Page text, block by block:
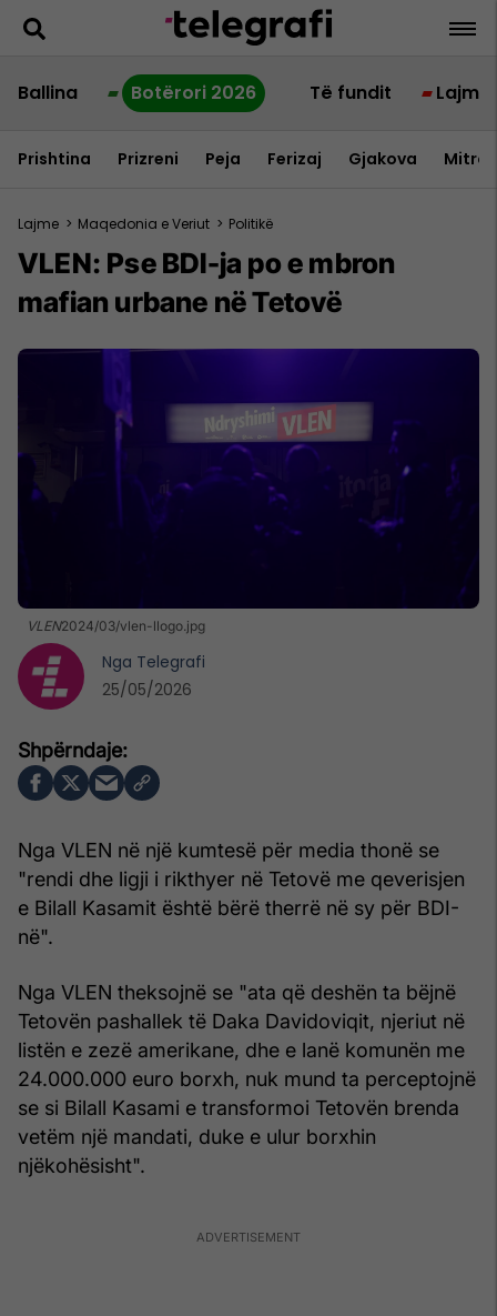
Ballina Botërori 2026 Të fundit Lajme
Prishtina Prizreni Peja Ferizaj Gjakova
Lajme > Maqedonia e Veriut > Politikë
VLEN: Pse BDI-ja po e mbron
mafian urbane në Tetovë
VLEN2024/03/vlen-llogo.jpg
Nga VLEN në një kumtesë për media thonë se
"rendi dhe ligji i rikthyer në Tetovë me qeverisjen
e Bilall Kasamit është bërë therrë në sy për BDI-
në".
Nga VLEN theksojnë se "ata që deshën ta bëjnë
Tetovën pashallek të Daka Davidoviqit, njeriut në
listën e zezë amerikane, dhe e lanë komunën me
24.000.000 euro borxh, nuk mund ta perceptojnë
se si Bilall Kasami e transformoi Tetovën brenda
vetëm një mandati, duke e ulur borxhin
njëkohësisht".
Nga Telegrafi
25/05/2026